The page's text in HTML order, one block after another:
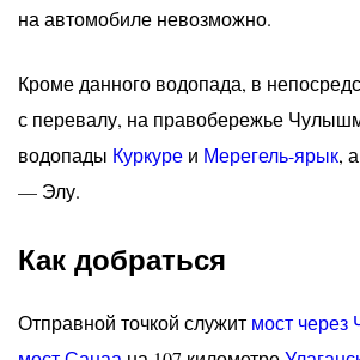
на автомобиле невозможно.
Кроме данного водопада, в
с перевалу, на правобережье
водопады Куркуре и Мерегель-ярык,
— Элу.
Как добраться
Отправной точкой служит мост